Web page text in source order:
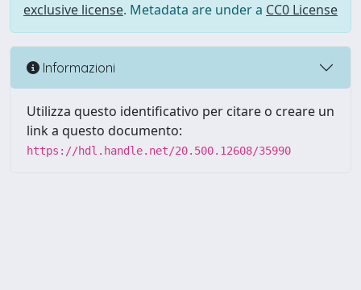
exclusive license. Metadata are under a CC0 License
Informazioni
Utilizza questo identificativo per citare o creare un
link a questo documento:
https://hdl.handle.net/20.500.12608/35990